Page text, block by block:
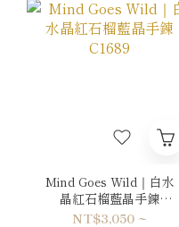
Mind Goes Wild｜白水
晶紅石榴藍晶手鍊
C1689
NT$3,050 ~